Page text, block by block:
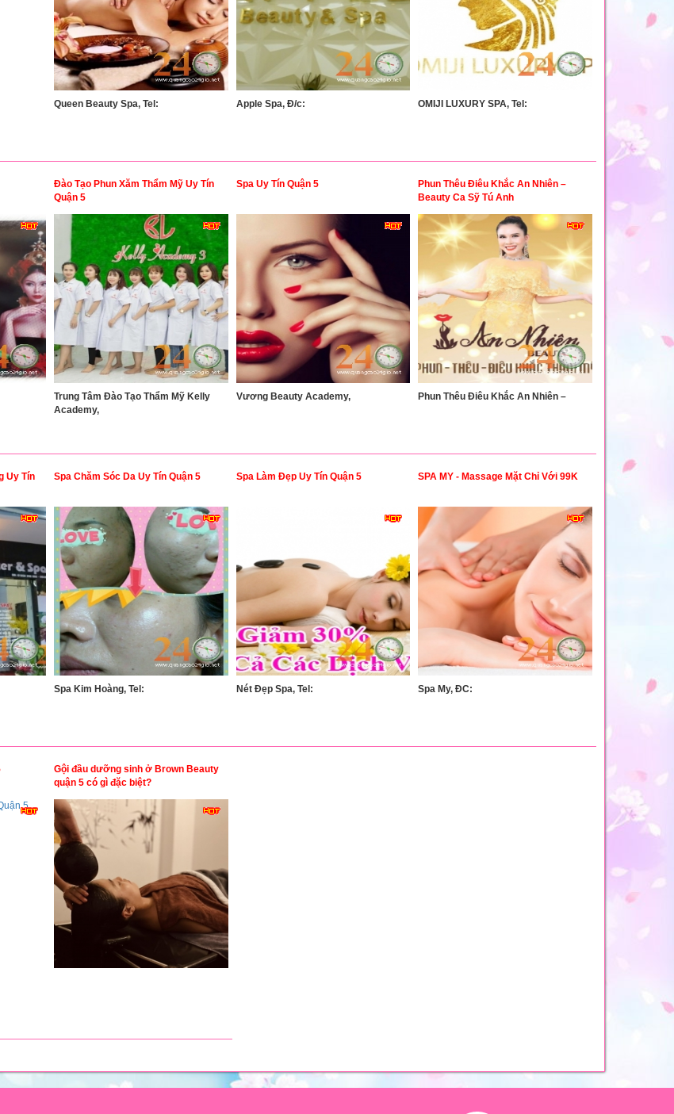
Queen Beauty Spa, Tel: Apple Spa, Đ/c: OMIJI LUXURY SPA, Tel:
Đào Tạo Phun Xăm Thẩm Mỹ Uy Tín
Quận 5
Trung Tâm Đào Tạo Thẩm Mỹ Kelly
Academy,
Spa Uy Tín Quận 5
Vương Beauty Academy,
Phun Thêu Điêu Khắc An Nhiên –
Beauty Ca Sỹ Tú Anh
Phun Thêu Điêu Khắc An Nhiên –
Uy Tín
Spa Chăm Sóc Da Uy Tín Quận 5
Spa Kim Hoàng, Tel:
Spa Làm Đẹp Uy Tín Quận 5
Nét Đẹp Spa, Tel:
SPA MY - Massage Mặt Chỉ Với 99K
Spa My, ĐC:
Gội đầu dưỡng sinh ở Brown Beauty
quận 5 có gì đặc biệt?